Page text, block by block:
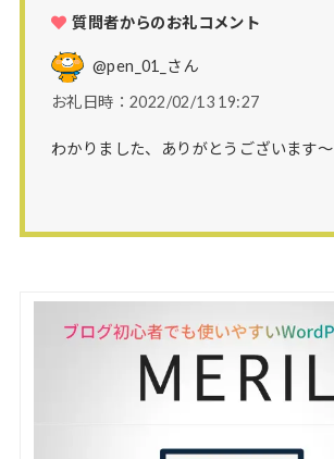
質問者からのお礼コメント
@pen_01_
さん
お礼日時：2022/02/13 19:27
わかりました、ありがとうございます〜